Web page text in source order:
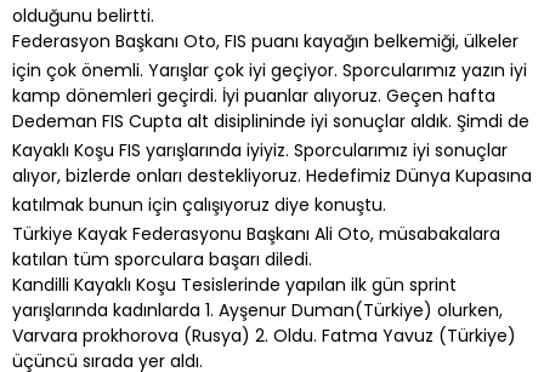
olduğunu belirtti.
Federasyon Başkanı Oto, FIS puanı kayağın belkemiği, ülkeler
için çok önemli. Yarışlar çok iyi geçiyor. Sporcularımız yazın iyi
kamp dönemleri geçirdi. İyi puanlar alıyoruz. Geçen hafta
Dedeman FIS Cupta alt disiplininde iyi sonuçlar aldık. Şimdi de
Kayaklı Koşu FIS yarışlarında iyiyiz. Sporcularımız iyi sonuçlar
alıyor, bizlerde onları destekliyoruz. Hedefimiz Dünya Kupasına
katılmak bunun için çalışıyoruz diye konuştu.
Türkiye Kayak Federasyonu Başkanı Ali Oto, müsabakalara
katılan tüm sporculara başarı diledi.
Kandilli Kayaklı Koşu Tesislerinde yapılan ilk gün sprint
yarışlarında kadınlarda 1. Ayşenur Duman(Türkiye) olurken,
Varvara prokhorova (Rusya) 2. Oldu. Fatma Yavuz (Türkiye)
üçüncü sırada yer aldı.